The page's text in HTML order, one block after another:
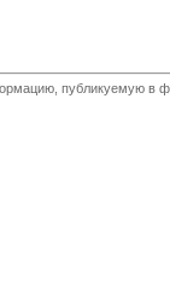
публикуемую